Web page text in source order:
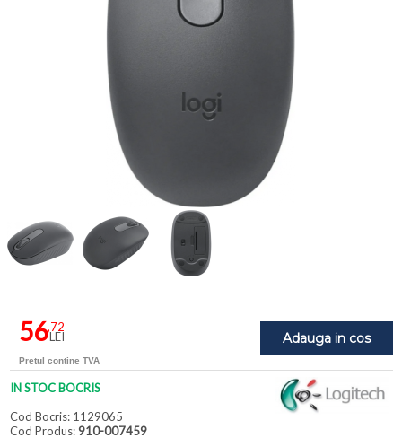
Adauga in cos
56,72
LEI
Pretul contine TVA
IN STOC BOCRIS
Cod Bocris: 1129065
Cod Produs: 910-007459